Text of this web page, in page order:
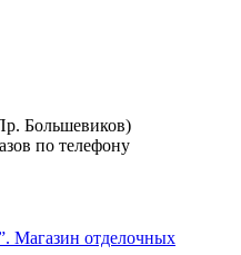
Большевиков)
по телефону